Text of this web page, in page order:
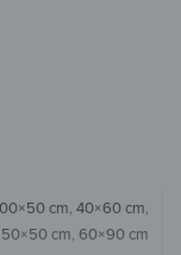
cm, 40×60 cm,
50×50 cm, 60×90 cm